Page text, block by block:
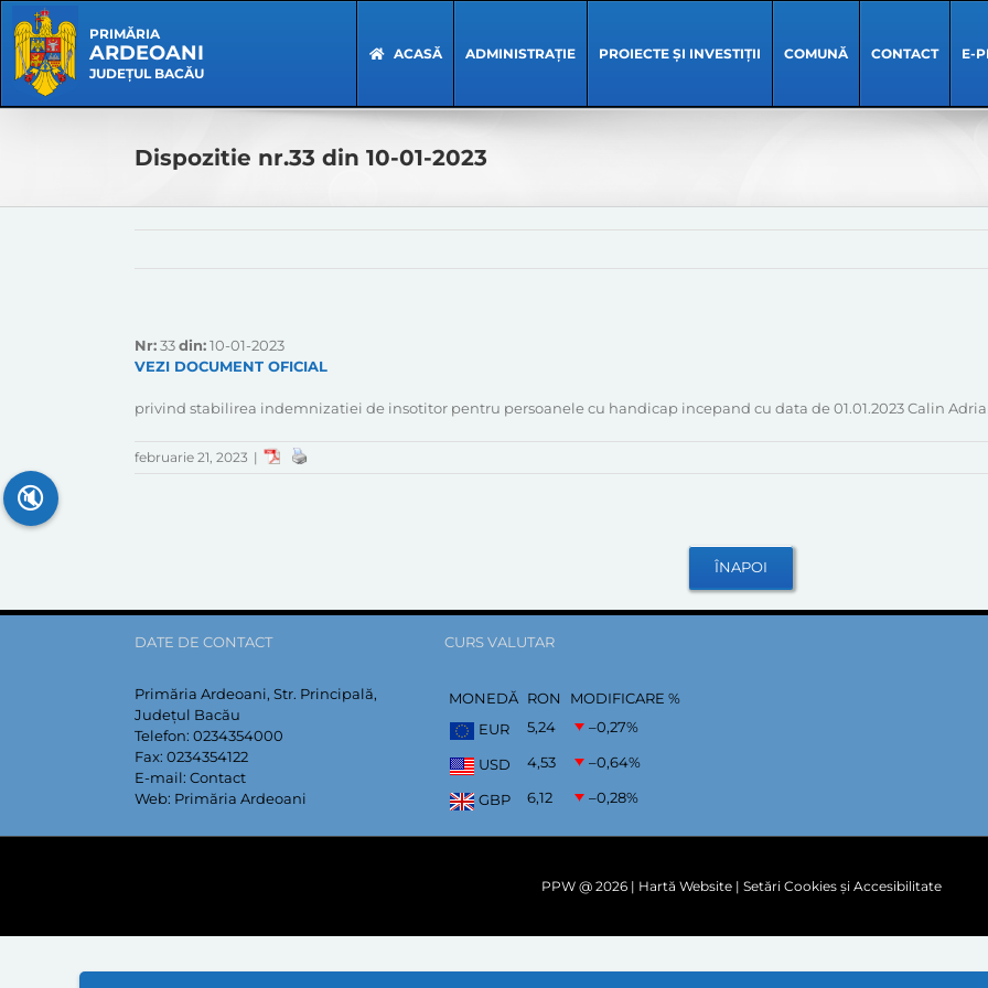
content
Navigation
PRIMĂRIA
ARDEOANI
JUDEȚUL BACĂU
ACASĂ ADMINISTRAȚIE PROIECTE ȘI INVESTIȚII COMUNĂ CONTACT E-
Dispozitie nr.33 din 10-01-2023
Nr:33din:10-01-2023
VEZI DOCUMENT OFICIAL
privind stabilirea indemnizatiei de insotitor pentru persoanele cu handicap incepand cu data de 01.01.2023 Calin
februarie 21, 2023 |
DATE DE CONTACT
Primăria Ardeoani, Str. Principală,
Județul Bacău
Telefon: 0234354000
Fax: 0234354122
E-mail: Contact
Web: Primăria Ardeoani
CURS VALUTAR
MONEDĂ RON
MODIFICARE %
EUR
5,24 –0,27%
USD 4,53 –0,64%
GBP 6,12 –0,28%
PPW @ 2026 | Hartă Website| Setări Cookies și Accesibilitate
🔇